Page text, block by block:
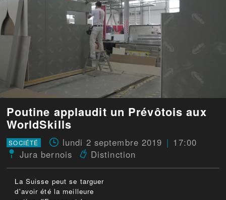
Poutine applaudit un Prévôtois aux
WorldSkills
SOCIÉTÉ lundi 2 septembre 2019
17:00
Jura bernois
Distinction
La Suisse peut se targuer
d'avoir été la meilleure